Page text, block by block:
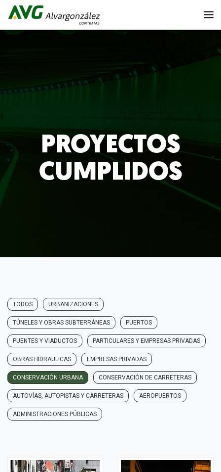
PROYECTOS
CUMPLIDOS
TODOS URBANIZACIONES
TÚNELES Y OBRAS SUBTERRÁNEAS PUERTOS
PUENTES Y VIADUCTOS PARTICULARES Y EMPRESAS PRIVADAS
OBRAS HIDRAULICAS EMPRESAS PRIVADAS
CONSERVACIÓN URBANA CONSERVACIÓN DE CARRETERAS
AUTOVÍAS, AUTOPISTAS Y CARRETERAS AEROPUERTOS
ADMINISTRACIONES PÚBLICAS